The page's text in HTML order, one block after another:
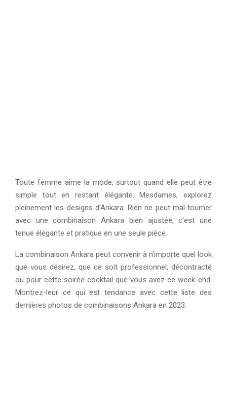
Toute femme aime la mode, surtout quand elle peut être
simple tout en restant élégante. Mesdames, explorez
pleinement les designs d’Ankara. Rien ne peut mal tourner
avec une combinaison Ankara bien ajustée, c’est une
tenue élégante et pratique en une seule pièce.
La combinaison Ankara peut convenir à n’importe quel look
que vous désirez, que ce soit professionnel, décontracté
ou pour cette soirée cocktail que vous avez ce week-end.
Montrez-leur ce qui est tendance avec cette liste des
dernières photos de combinaisons Ankara en 2023.